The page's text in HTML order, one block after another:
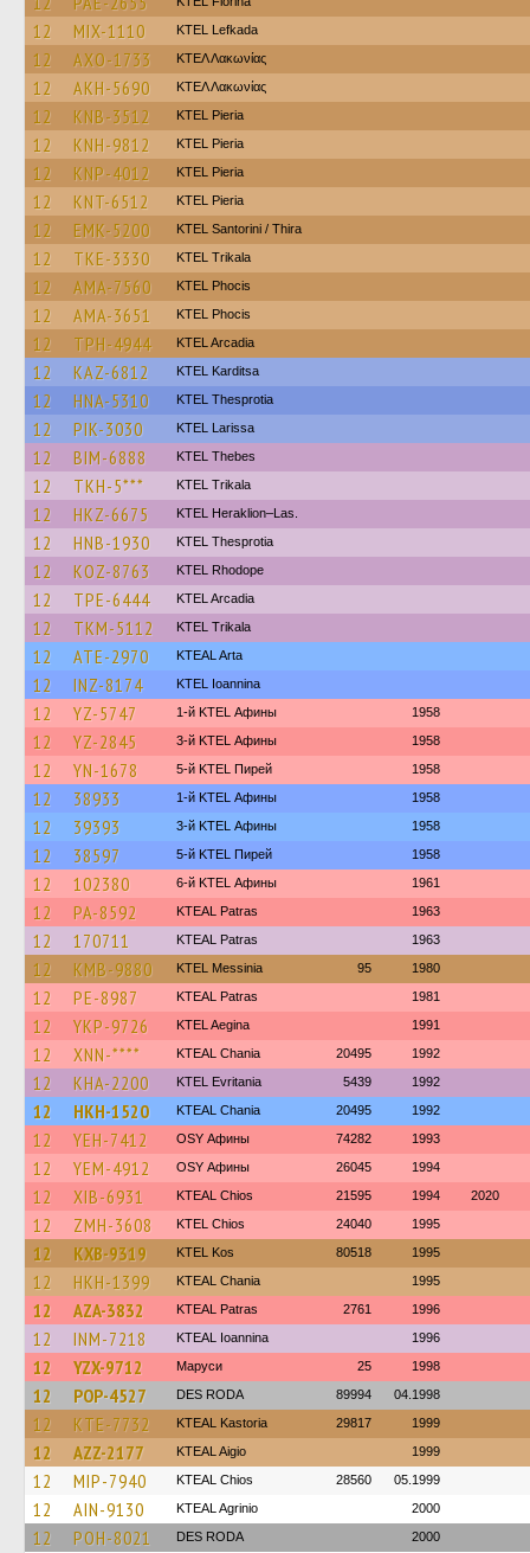
12 MIX-1110 KTEL Lefkada
12 AXO-1733 ΚΤΕΛ Λακωνίας
12 AKH-5690 ΚΤΕΛ Λακωνίας
12 KNB-3512 KTEL Pieria
12 KNH-9812 KTEL Pieria
12 KNP-4012 KTEL Pieria
12 KNT-6512 KTEL Pieria
12 EMK-5200 KTEL Santorini / Thira
12 TKE-3330 ΚΤΕL Τrikala
12 AMA-7560 ΚΤΕL Phocis
12 AMA-3651 ΚΤΕL Phocis
12 TPH-4944 KTEL Arcadia
12 KAZ-6812 ΚΤΕL Karditsa
12 HNA-5310 KTEL Thesprotia
12 PIK-3030 KTEL Larissa
12 BIM-6888 KTEL Thebes
12 TKH-5*** ΚΤΕL Τrikala
12 HKZ-6675 KTEL Heraklion–Las.
12 HNB-1930 KTEL Thesprotia
12 KOZ-8763 KTEL Rhodope
12 TPE-6444 KTEL Arcadia
12 TKM-5112 ΚΤΕL Τrikala
12 ATE-2970 KTEAL Arta
12 INZ-8174 KTEL Ioannina
12 YZ-5747 1-й KTEL Афины 1958
12 YZ-2845 3-й KTEL Афины 1958
12 YN-1678 5-й KTEL Пирей 1958
12 38933 1-й KTEL Афины 1958
12 39393 3-й KTEL Афины 1958
12 38597 5-й KTEL Пирей 1958
12 102380 6-й KTEL Афины 1961
12 PA-8592 KTEAL Patras 1963
12 170711 KTEAL Patras 1963
12 KMB-9880 KTEL Messinia 95 1980
12 PE-8987 KTEAL Patras 1981
12 YKP-9726 KTEL Aegina 1991
12 XNN-**** KTEAL Chania 20495 1992
12 KHA-2200 ΚΤΕL Evritania 5439 1992
12 HKH-1520 KTEAL Chania 20495 1992
12 YEH-7412 OSY Афины 74282 1993
12 YEM-4912 OSY Афины 26045 1994
12 XIB-6931 KTEAL Chios 21595 1994 2020
12 ZMH-3608 KTEL Chios 24040 1995
12 KXB-9319 KTEL Kos 80518 1995
12 HKH-1399 KTEAL Chania 1995
12 AZA-3832 KTEAL Patras 2761 1996
12 INM-7218 KTEAL Ioannina 1996
12 YZX-9712 Маруси 25 1998
12 POP-4527 DES RODA 89994 04.1998
12 KTE-7732 KTEAL Kastoria 29817 1999
12 AZZ-2177 KTEAL Aigio 1999
12 MIP-7940 KTEAL Chios 28560 05.1999
12 AIN-9130 KTEAL Agrinio 2000
12 POH-8021 DES RODA 2000